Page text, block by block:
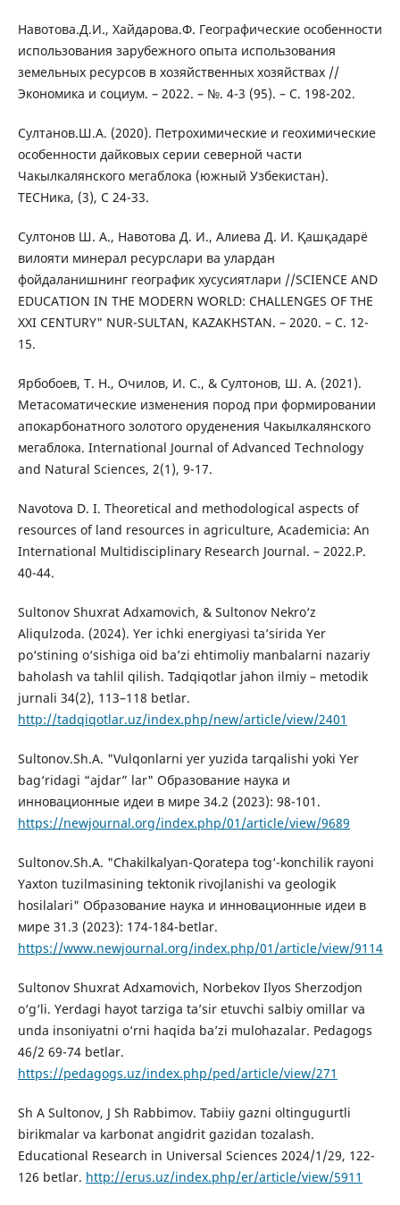
Навотова.Д.И., Хайдарова.Ф. Географические особенности
использования зарубежного опыта использования
земельных ресурсов в хозяйственных хозяйствах //
Экономика и социум. – 2022. – №. 4-3 (95). – С. 198-202.
Султанов.Ш.А. (2020). Петрохимические и геохимические
особенности дайковых серии северной части
Чакылкалянского мегаблока (южный Узбекистан).
TECHика, (3), C 24-33.
Султонов Ш. А., Навотова Д. И., Алиева Д. И. Қашқадарё
вилояти минерал ресурслари ва улардан
фойдаланишнинг географик хусусиятлари //SCIENCE AND
EDUCATION IN THE MODERN WORLD: CHALLENGES OF THE
XXI CENTURY" NUR-SULTAN, KAZAKHSTAN. – 2020. – С. 12-
15.
Ярбобоев, Т. Н., Очилов, И. С., & Султонов, Ш. А. (2021).
Метасоматические изменения пород при формировании
апокарбонатного золотого оруденения Чакылкалянского
мегаблока. International Journal of Advanced Technology
and Natural Sciences, 2(1), 9-17.
Navotova D. I. Theoretical and methodological aspects of
resources of land resources in agriculture, Academicia: An
International Multidisciplinary Research Journal. – 2022.P.
40-44.
Sultonov Shuxrat Adxamovich, & Sultonov Nekro‘z
Aliqulzoda. (2024). Yer ichki energiyasi ta’sirida Yer
po‘stining o‘sishiga oid ba’zi ehtimoliy manbalarni nazariy
baholash va tahlil qilish. Tadqiqotlar jahon ilmiy – metodik
jurnali 34(2), 113–118 betlar.
http://tadqiqotlar.uz/index.php/new/article/view/2401
Sultonov.Sh.A. "Vulqonlarni yer yuzida tarqalishi yoki Yer
bag‘ridagi “ajdar” lar" Образование наука и
инновационные идеи в мире 34.2 (2023): 98-101.
https://newjournal.org/index.php/01/article/view/9689
Sultonov.Sh.A. "Chakilkalyan-Qoratepa tog‘-konchilik rayoni
Yaxton tuzilmasining tektonik rivojlanishi va geologik
hosilalari" Образование наука и инновационные идеи в
мире 31.3 (2023): 174-184-betlar.
https://www.newjournal.org/index.php/01/article/view/9114
Sultonov Shuxrat Adxamovich, Norbekov Ilyos Sherzodjon
o‘g‘li. Yerdagi hayot tarziga ta’sir etuvchi salbiy omillar va
unda insoniyatni o‘rni haqida ba’zi mulohazalar. Pedagogs
46/2 69-74 betlar.
https://pedagogs.uz/index.php/ped/article/view/271
Sh A Sultonov, J Sh Rabbimov. Tabiiy gazni oltingugurtli
birikmalar va karbonat angidrit gazidan tozalash.
Educational Research in Universal Sciences 2024/1/29, 122-
126 betlar. http://erus.uz/index.php/er/article/view/5911